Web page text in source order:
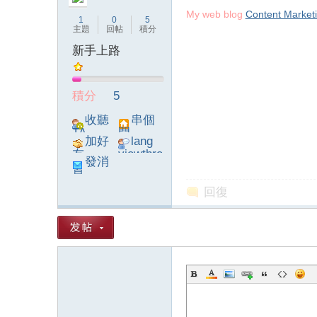
1
主題
0
回帖
5
積分
新手上路
積分
5
收聽
TA
串個
門
加好
友
lang
viewthre
發消
息
My web blog Content
回復